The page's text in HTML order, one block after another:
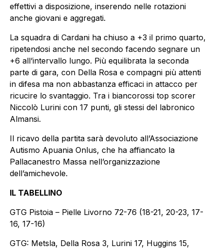
effettivi a disposizione, inserendo nelle rotazioni
anche giovani e aggregati.
La squadra di Cardani ha chiuso a +3 il primo quarto,
ripetendosi anche nel secondo facendo segnare un
+6 all’intervallo lungo. Più equilibrata la seconda
parte di gara, con Della Rosa e compagni più attenti
in difesa ma non abbastanza efficaci in attacco per
ricucire lo svantaggio. Tra i biancorossi top scorer
Niccolò Lurini con 17 punti, gli stessi del labronico
Almansi.
Il ricavo della partita sarà devoluto all’Associazione
Autismo Apuania Onlus, che ha affiancato la
Pallacanestro Massa nell’organizzazione
dell’amichevole.
IL TABELLINO
GTG Pistoia – Pielle Livorno 72-76 (18-21, 20-23, 17-
16, 17-16)
GTG: Metsla, Della Rosa 3, Lurini 17, Huggins 15,